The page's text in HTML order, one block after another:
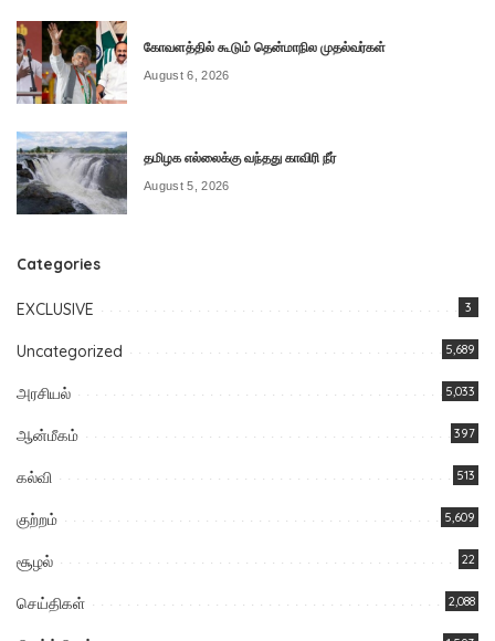
கோவளத்தில் கூடும் தென்மாநில முதல்வர்கள்
August 6, 2026
தமிழக எல்லைக்கு வந்தது காவிரி நீர்
August 5, 2026
Categories
EXCLUSIVE 3
Uncategorized 5,689
அரசியல் 5,033
ஆன்மீகம் 397
கல்வி 513
குற்றம் 5,609
சூழல் 22
செய்திகள் 2,088